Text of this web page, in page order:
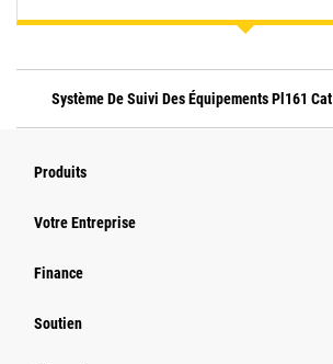
Système De Suivi Des Équipements Pl161 Cat
Produits
Votre Entreprise
Finance
Soutien